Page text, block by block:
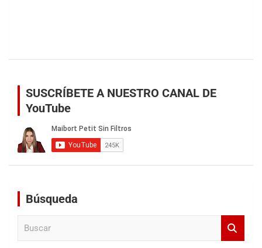
SUSCRÍBETE A NUESTRO CANAL DE
YouTube
Búsqueda